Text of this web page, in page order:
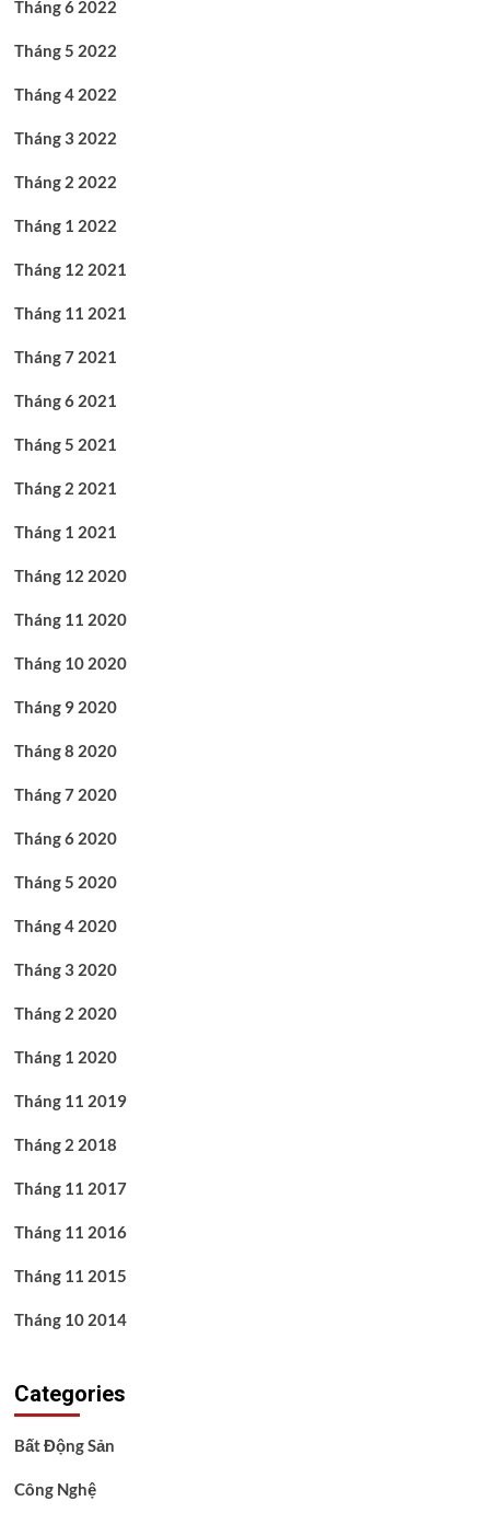
Tháng 6 2022
Tháng 5 2022
Tháng 4 2022
Tháng 3 2022
Tháng 2 2022
Tháng 1 2022
Tháng 12 2021
Tháng 11 2021
Tháng 7 2021
Tháng 6 2021
Tháng 5 2021
Tháng 2 2021
Tháng 1 2021
Tháng 12 2020
Tháng 11 2020
Tháng 10 2020
Tháng 9 2020
Tháng 8 2020
Tháng 7 2020
Tháng 6 2020
Tháng 5 2020
Tháng 4 2020
Tháng 3 2020
Tháng 2 2020
Tháng 1 2020
Tháng 11 2019
Tháng 2 2018
Tháng 11 2017
Tháng 11 2016
Tháng 11 2015
Tháng 10 2014
Categories
Bất Động Sản
Công Nghệ